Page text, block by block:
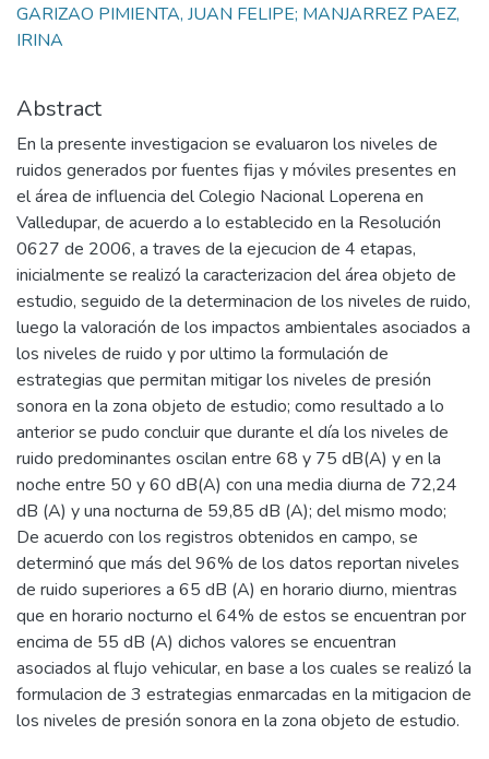
GARIZAO PIMIENTA, JUAN FELIPE; MANJARREZ PAEZ,
IRINA
Abstract
En la presente investigacion se evaluaron los niveles de
ruidos generados por fuentes fijas y móviles presentes en
el área de influencia del Colegio Nacional Loperena en
Valledupar, de acuerdo a lo establecido en la Resolución
0627 de 2006, a traves de la ejecucion de 4 etapas,
inicialmente se realizó la caracterizacion del área objeto de
estudio, seguido de la determinacion de los niveles de ruido,
luego la valoración de los impactos ambientales asociados a
los niveles de ruido y por ultimo la formulación de
estrategias que permitan mitigar los niveles de presión
sonora en la zona objeto de estudio; como resultado a lo
anterior se pudo concluir que durante el día los niveles de
ruido predominantes oscilan entre 68 y 75 dB(A) y en la
noche entre 50 y 60 dB(A) con una media diurna de 72,24
dB (A) y una nocturna de 59,85 dB (A); del mismo modo;
De acuerdo con los registros obtenidos en campo, se
determinó que más del 96% de los datos reportan niveles
de ruido superiores a 65 dB (A) en horario diurno, mientras
que en horario nocturno el 64% de estos se encuentran por
encima de 55 dB (A) dichos valores se encuentran
asociados al flujo vehicular, en base a los cuales se realizó la
formulacion de 3 estrategias enmarcadas en la mitigacion de
los niveles de presión sonora en la zona objeto de estudio.